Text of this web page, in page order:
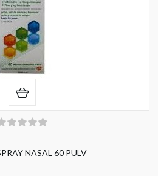
NASAL 60 PULV